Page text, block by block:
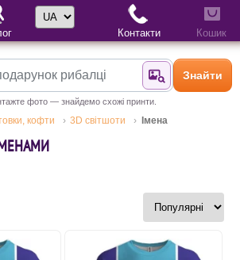
Знайти за
Знайти
фото — знайдемо схожі принти.
кофти 3D світшоти Імена
Вибір мови
Контакти Кошик